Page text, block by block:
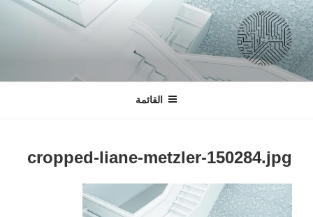
التجاوز
إلى
المحتوى
السبرانية
لتصميم التطبيقات و المواقع الالكترونية
القائمة
cropped-liane-metzler-150284.jpg